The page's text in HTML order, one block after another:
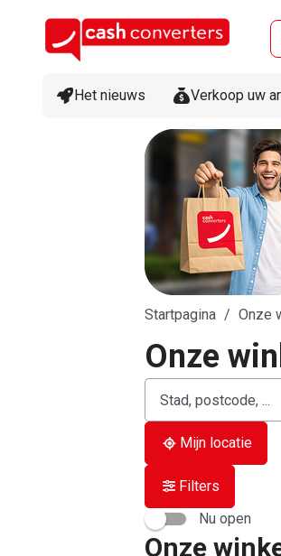
Het nieuws Verkoop uw
Startpagina Onze
Onze
accessibility.searchform.label.searchform
Mijn locatie
Filters
Nu open
Onze